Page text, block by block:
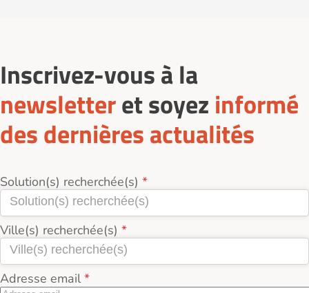
Inscrivez-vous à la
newsletteret soyez informé
des dernières actualités
Solution(s) recherchée(s)
Ville(s) recherchée(s)
Adresse email